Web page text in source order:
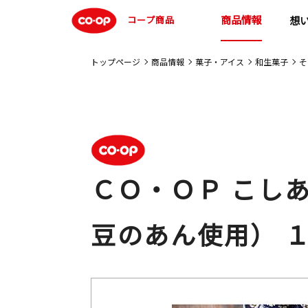
コープ商品 商品情報 想
トップページ 商品情報 菓子・アイス 和生菓子
ＣＯ・ＯＰ こし
豆のあん使用）